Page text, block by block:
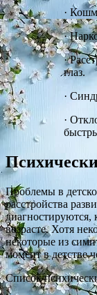
·
·
·
глаз.
·
·
Проблемы в
расстройства
диагностируются,
возрасте. Хотя
некоторые из
момент в детстве
Список